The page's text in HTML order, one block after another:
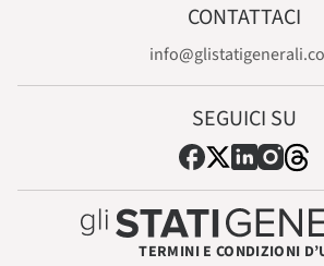
CONTATTACI
SEGUICI SU
TERMINI E CONDIZIONI